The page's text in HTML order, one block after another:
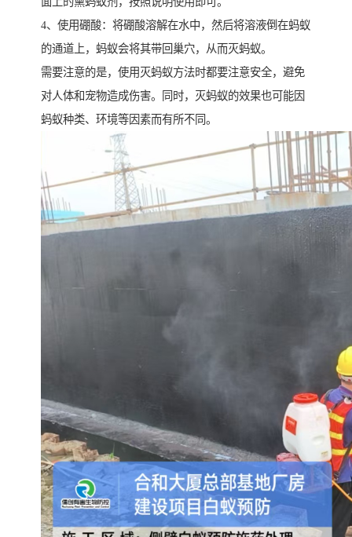
4、使用硼酸：将硼酸溶解在水中，然后将溶液倒在蚂蚁
的通道上，蚂蚁会将其带回巢穴，从而灭蚂蚁。
需要注意的是，使用灭蚂蚁方法时都要注意安全，避免
对人体和宠物造成伤害。同时，灭蚂蚁的效果也可能因
蚂蚁种类、环境等因素而有所不同。